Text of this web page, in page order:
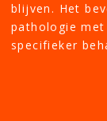
blijven. Het
pathologie
specifieker